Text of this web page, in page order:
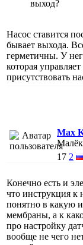
выход?
Насос ставится
бывает выхода.
герметичны. У
которая
присутствовать
Max
Малёк
17 2
Конечно есть и
что инструкция к
понятно в какую
мембраны, а к
про настройку
вообще не чего